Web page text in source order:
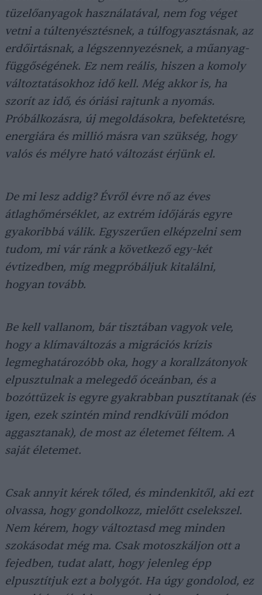
tüzelőanyagok használatával, nem fog véget
vetni a túltenyésztésnek, a túlfogyasztásnak, az
erdőirtásnak, a légszennyezésnek, a műanyag-
függőségének. Ez nem reális, hiszen a komoly
változtatásokhoz idő kell. Még akkor is, ha
szorít az idő, és óriási rajtunk a nyomás.
Próbálkozásra, új megoldásokra, befektetésre,
energiára és millió másra van szükség, hogy
valós és mélyre ható változást érjünk el.
De mi lesz addig? Évről évre nő az éves
átlaghőmérséklet, az extrém időjárás egyre
gyakoribbá válik. Egyszerűen elképzelni sem
tudom, mi vár ránk a következő egy-két
évtizedben, míg megpróbáljuk kitalálni,
hogyan tovább.
Be kell vallanom, bár tisztában vagyok vele,
hogy a klímaváltozás a migrációs krízis
legmeghatározóbb oka, hogy a korallzátonyok
elpusztulnak a melegedő óceánban, és a
bozóttüzek is egyre gyakrabban pusztítanak (és
igen, ezek szintén mind rendkívüli módon
aggasztanak), de most az életemet féltem. A
saját életemet.
Csak annyit kérek tőled, és mindenkitől, aki ezt
olvassa, hogy gondolkozz, mielőtt cselekszel.
Nem kérem, hogy változtasd meg minden
szokásodat még ma. Csak motoszkáljon ott a
fejedben, tudat alatt, hogy jelenleg épp
elpusztítjuk ezt a bolygót. Ha úgy gondolod, ez